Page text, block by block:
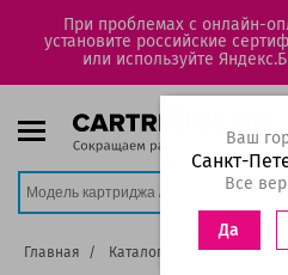
При проблемах с онлайн-
установите российские
или используйте
Ваш
Санкт-
Все
Да
Главная Каталог Картриджи